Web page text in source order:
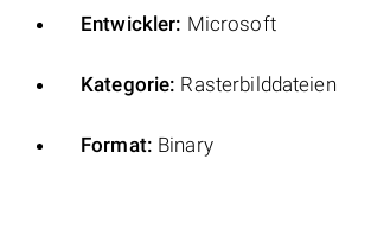
Entwickler: Microsoft
Kategorie: Rasterbilddateien
Format: Binary